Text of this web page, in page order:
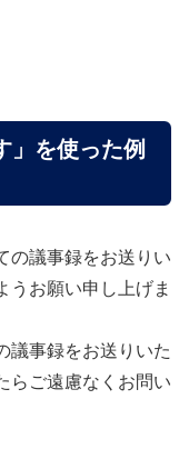
」を使った例
の議事録をお送りい
うお願い申し上げま
議事録をお送りいた
らご遠慮なくお問い